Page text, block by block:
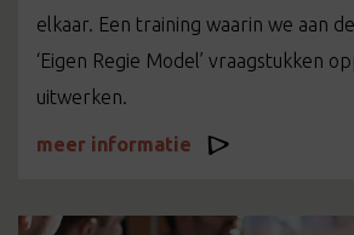
elkaar. Een training waarin we aan
‘Eigen Regie Model’ vraagstukken
uitwerken.
meer informatie